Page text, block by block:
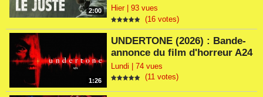
2:00
Hier | 93 vues
(16 votes)
1:26
UNDERTONE (2026) : Bande-
annonce du film d'horreur A24
Lundi | 74 vues
(11 votes)